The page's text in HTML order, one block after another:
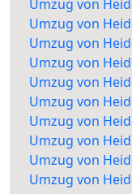
Umzug von
Umzug von
Umzug von
Umzug von
Umzug von
Umzug von
Umzug von
Umzug von
Umzug von
Umzug von